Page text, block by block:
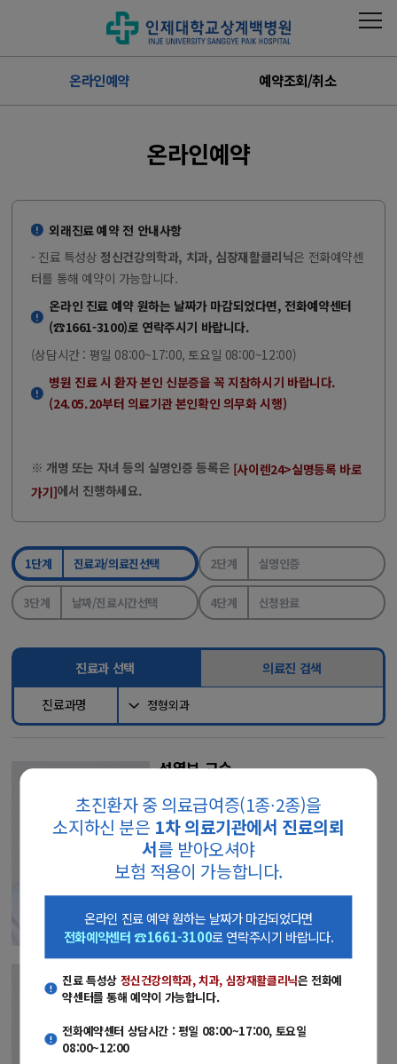
온라인예약 예약조회/취소
초진환자 중 의료급여증(1종∙2종)을
소지하신 분은 1차 의료기관에서 진료의뢰
서를 받아오셔야
보험 적용이 가능합니다.
온라인 진료 예약 원하는 날짜가 마감되었다면
전화예약센터 ☎1661-3100로 연락주시기 바랍니다.
진료 특성상 정신건강의학과, 치과, 심장재활클리닉은 전화예
약센터를 통해 예약이 가능합니다.
전화예약센터 상담시간 : 평일 08:00~17:00, 토요일
08:00~12:00
온라인예약
외래진료 예약 전 안내사항
- 진료 특성상 정신건강의학과, 치과, 심장재활클리닉은 전화예약센
터를 통해 예약이 가능합니다.
온라인 진료 예약 원하는 날짜가 마감되었다면, 전화예약센터
(☎1661-3100)로 연락주시기 바랍니다.
(상담시간 : 평일 08:00~17:00, 토요일 08:00~12:00)
병원 진료 시 환자 본인 신분증을 꼭 지참하시기 바랍니다.
(24.05.20부터 의료기관 본인확인 의무화 시행)
※ 개명 또는 자녀 등의 실명인증 등록은 [사이렌24>실명등록 바로
가기]에서 진행하세요.
1단계 진료과/의료진선택 2단계 실명인증
3단계 날짜/진료시간선택 4단계 신청완료
진료과 선택 의료진 검색
진료과명
성열보 교수
정형외과
고관절(엉덩이관절), 골반, 골다공증
의료진소개 선택
정형진 교수
정형외과
발목 및 발의 변형, 관절염, 외상,
스포츠손상, 당뇨발 및 말초혈관 질환 /